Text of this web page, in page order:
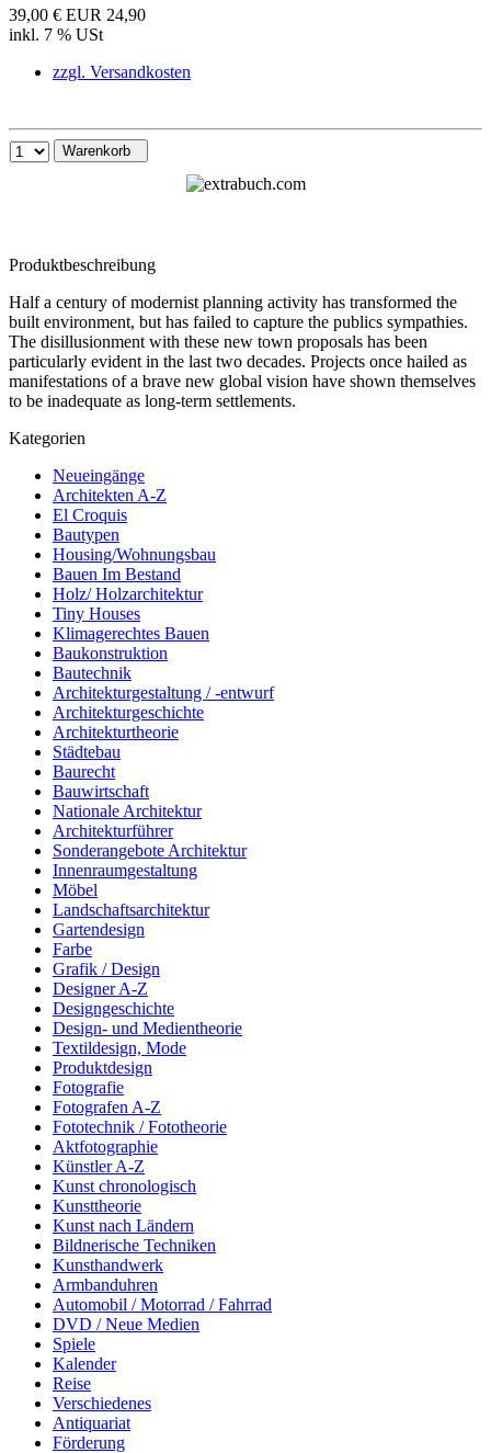
39,00 € EUR 24,90
inkl. 7 % USt
zzgl. Versandkosten
Warenkorb
Produktbeschreibung
Half a century of modernist planning activity has transformed the
built environment, but has failed to capture the publics sympathies.
The disillusionment with these new town proposals has been
particularly evident in the last two decades. Projects once hailed as
manifestations of a brave new global vision have shown themselves
to be inadequate as long-term settlements.
Kategorien
Neueingänge
Architekten A-Z
El Croquis
Bautypen
Housing/Wohnungsbau
Bauen Im Bestand
Holz/ Holzarchitektur
Tiny Houses
Klimagerechtes Bauen
Baukonstruktion
Bautechnik
Architekturgestaltung / -entwurf
Architekturgeschichte
Architekturtheorie
Städtebau
Baurecht
Bauwirtschaft
Nationale Architektur
Architekturführer
Sonderangebote Architektur
Innenraumgestaltung
Möbel
Landschaftsarchitektur
Gartendesign
Farbe
Grafik / Design
Designer A-Z
Designgeschichte
Design- und Medientheorie
Textildesign, Mode
Produktdesign
Fotografie
Fotografen A-Z
Fototechnik / Fototheorie
Aktfotographie
Künstler A-Z
Kunst chronologisch
Kunsttheorie
Kunst nach Ländern
Bildnerische Techniken
Kunsthandwerk
Armbanduhren
Automobil / Motorrad / Fahrrad
DVD / Neue Medien
Spiele
Kalender
Reise
Verschiedenes
Antiquariat
Förderung